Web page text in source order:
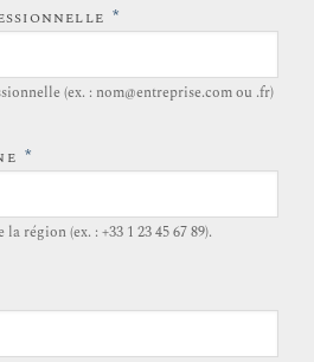
*
(ex. : nom@entreprise.com ou .fr)
*
région (ex. : +33 1 23 45 67 89).